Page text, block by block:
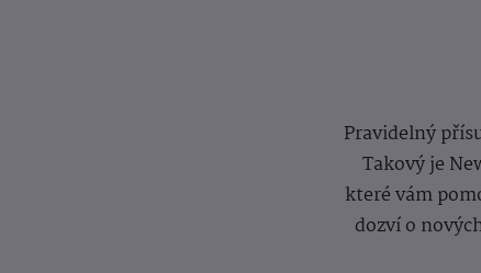
Pravidelný
Takový je
které vám
dozví o